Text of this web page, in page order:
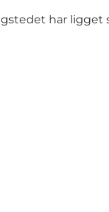
har ligget